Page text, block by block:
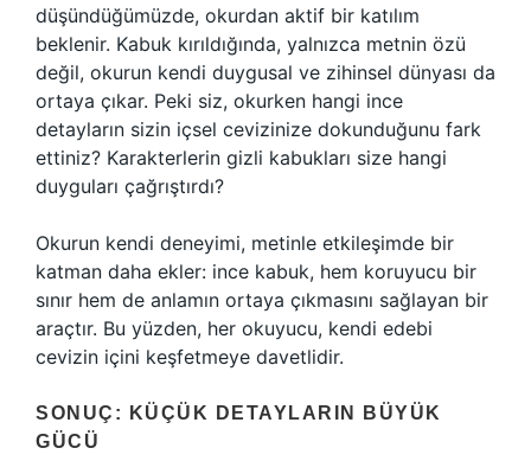
düşündüğümüzde, okurdan aktif bir katılım
beklenir. Kabuk kırıldığında, yalnızca metnin özü
değil, okurun kendi duygusal ve zihinsel dünyası da
ortaya çıkar. Peki siz, okurken hangi ince
detayların sizin içsel cevizinize dokunduğunu fark
ettiniz? Karakterlerin gizli kabukları size hangi
duyguları çağrıştırdı?
Okurun kendi deneyimi, metinle etkileşimde bir
katman daha ekler: ince kabuk, hem koruyucu bir
sınır hem de anlamın ortaya çıkmasını sağlayan bir
araçtır. Bu yüzden, her okuyucu, kendi edebi
cevizin içini keşfetmeye davetlidir.
SONUÇ: KÜÇÜK DETAYLARIN BÜYÜK
GÜCÜ